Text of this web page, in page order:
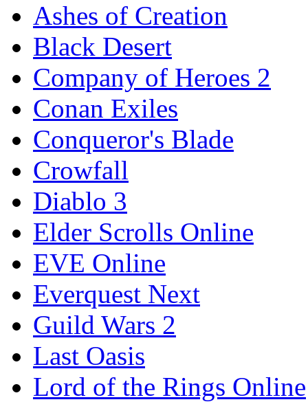
Ashes of Creation
Black Desert
Company of Heroes 2
Conan Exiles
Conqueror's Blade
Crowfall
Diablo 3
Elder Scrolls Online
EVE Online
Everquest Next
Guild Wars 2
Last Oasis
Lord of the Rings Online